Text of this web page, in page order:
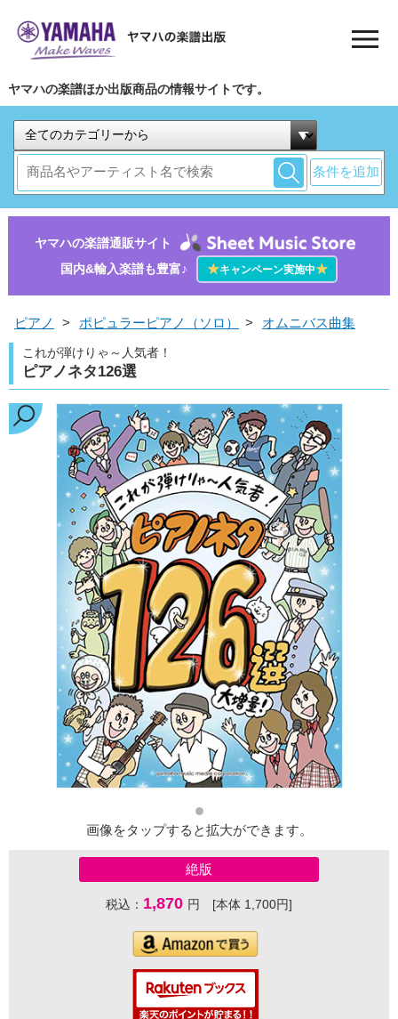
ヤマハの楽譜ほか出版商品の情報サイトです。
条件を追加
ヤマハの楽譜通販サイト
国内&輸入楽譜も豊富♪
★キャンペーン実施中★
ピアノ > ポピュラーピアノ（ソロ） > オムニバス曲集
これが弾けりゃ～人気者！
ピアノネタ126選
画像をタップすると拡大ができます。
絶版
税込： 1,870 円 [本体 1,700円]